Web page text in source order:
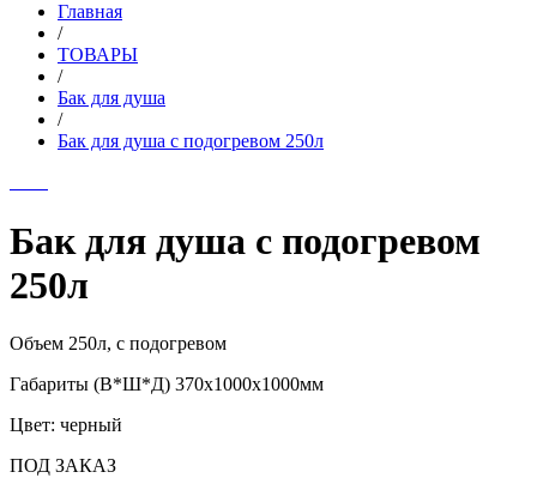
Главная
/
ТОВАРЫ
/
Бак для душа
/
Бак для душа с подогревом 250л
Бак для душа с подогревом
250л
Объем 250л, с подогревом
Габариты (В*Ш*Д) 370х1000х1000мм
Цвет: черный
ПОД ЗАКАЗ